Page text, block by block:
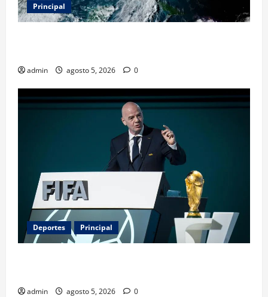
Principal
admin agosto 5, 2026 0
Deportes Principal
admin agosto 5, 2026 0